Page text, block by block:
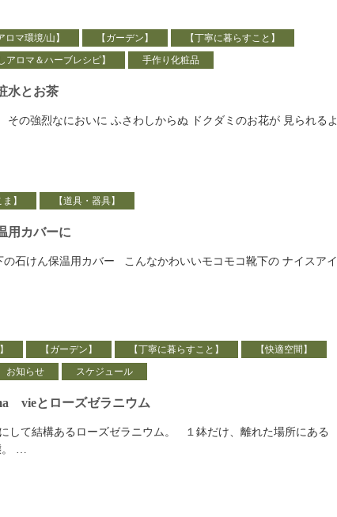
ロマ環境/山】 【ガーデン】
【丁寧に暮らすこと】
アロマ＆ハーブレシピ】 手作り化粧品
水とお茶
の強烈なにおいに ふさわしからぬ ドクダミのお花が 見られるよ
】 【道具・器具】
用カバーに
石けん保温用カバー こんなかわいいモコモコ靴下の ナイスアイ
【ガーデン】 【丁寧に暮らすこと】
【快適空間】
お知らせ スケジュール
vieとローズゼラニウム
して結構あるローズゼラニウム。 １鉢だけ、離れた場所にある
。 …